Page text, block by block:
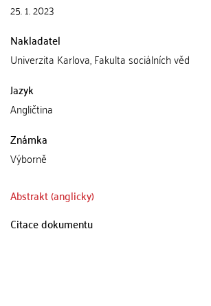
25. 1. 2023
Nakladatel
Univerzita Karlova, Fakulta sociálních věd
Jazyk
Angličtina
Známka
Výborně
Abstrakt (anglicky)
Citace dokumentu